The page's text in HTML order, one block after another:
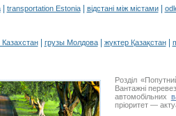
| transportation Estonia| відстані між містами|
Казахстан| грузы Молдова| жүктер Қазақстан|
Розділ
Вантажні
автомобільних
пріоритет —